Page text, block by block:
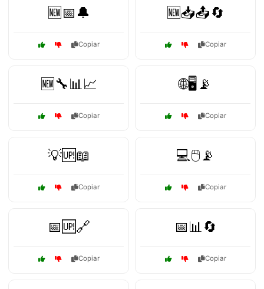
🆕📅🔔
Copiar
🆕📥📤🔄
Copiar
🆕🔧📊📈
Copiar
🌐🖥️📡
Copiar
💡🆙📖
Copiar
💻🖱️📡
Copiar
📅🆙🔗
Copiar
📅📊🔄
Copiar